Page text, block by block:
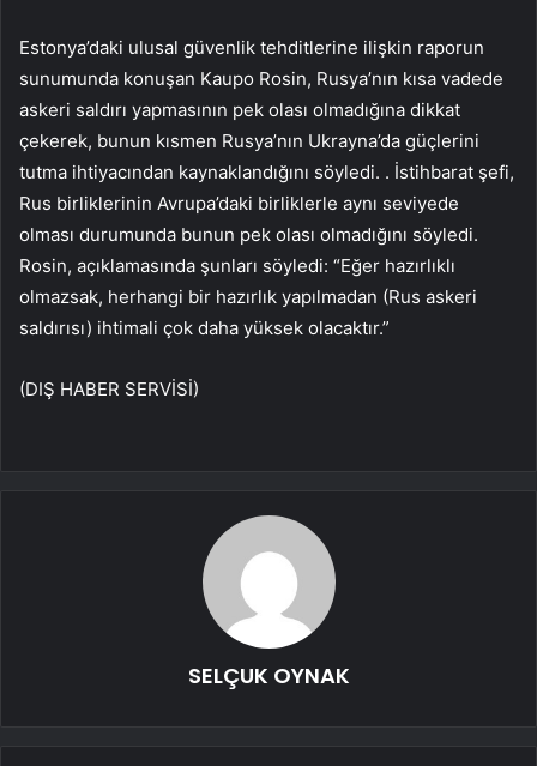
Estonya’daki ulusal güvenlik tehditlerine ilişkin raporun
sunumunda konuşan Kaupo Rosin, Rusya’nın kısa vadede
askeri saldırı yapmasının pek olası olmadığına dikkat
çekerek, bunun kısmen Rusya’nın Ukrayna’da güçlerini
tutma ihtiyacından kaynaklandığını söyledi. . İstihbarat şefi,
Rus birliklerinin Avrupa’daki birliklerle aynı seviyede
olması durumunda bunun pek olası olmadığını söyledi.
Rosin, açıklamasında şunları söyledi: “Eğer hazırlıklı
olmazsak, herhangi bir hazırlık yapılmadan (Rus askeri
saldırısı) ihtimali çok daha yüksek olacaktır.”
(DIŞ HABER SERVİSİ)
SELÇUK OYNAK